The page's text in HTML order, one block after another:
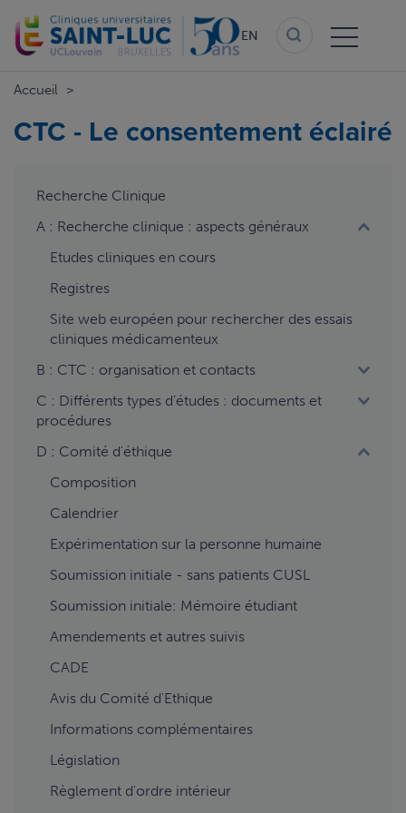
main
EN
Accueil
CTC - Le consentement éclairé
aside
Recherche Clinique
A : Recherche clinique : aspects généraux
Etudes cliniques en cours
Registres
Site web européen pour rechercher des essais
cliniques médicamenteux
B : CTC : organisation et contacts
C : Différents types d’études : documents et
procédures
D : Comité d'éthique
Composition
Calendrier
Expérimentation sur la personne humaine
Soumission initiale - sans patients CUSL
Soumission initiale: Mémoire étudiant
Amendements et autres suivis
CADE
Avis du Comité d'Ethique
Informations complémentaires
Législation
Règlement d'ordre intérieur